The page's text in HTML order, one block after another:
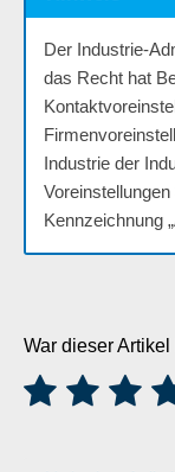
Der Industrie-
das Recht hat
Industrie der
Kennzeichnung
War dieser